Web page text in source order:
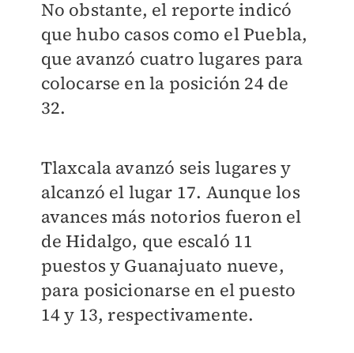
No obstante, el reporte indicó
que hubo casos como el Puebla,
que avanzó cuatro lugares para
colocarse en la posición 24 de
32.
Tlaxcala avanzó seis lugares y
alcanzó el lugar 17. Aunque los
avances más notorios fueron el
de Hidalgo, que escaló 11
puestos y Guanajuato nueve,
para posicionarse en el puesto
14 y 13, respectivamente.